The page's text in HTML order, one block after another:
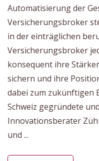
Automatisierung der
Versicherungsbroker
in der einträglichen
Versicherungsbroker
konsequent ihre
sichern und ihre
dabei zum zukünftigen
Schweiz gegründete
Innovationsberater
und ...